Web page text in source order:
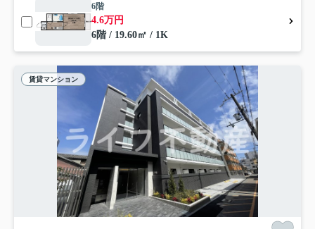
6階
4.6万円
6階 / 19.60㎡ / 1K
賃貸マンション